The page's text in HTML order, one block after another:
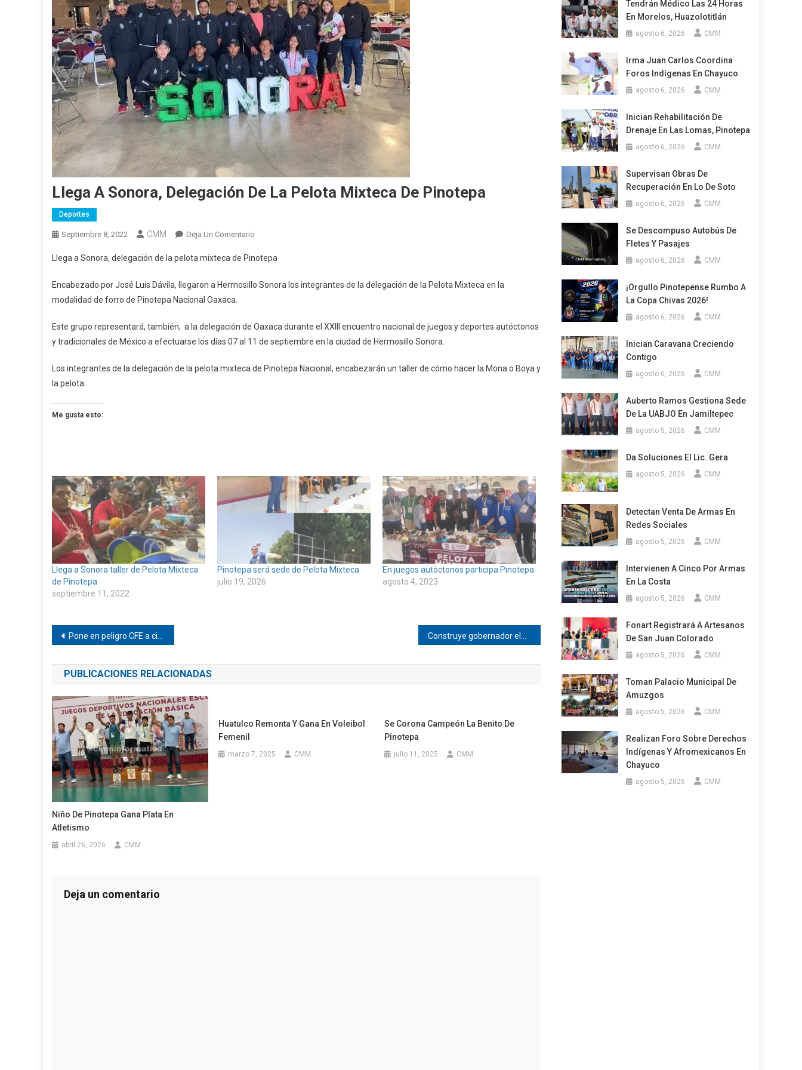
Llega A Sonora, Delegación De La Pelota Mixteca De Pinotepa
Deportes
Septiembre 8, 2022 CMM Deja Un Comentario
A
Delegación
Pelota
Mixteca
Pinotepa
Llega a Sonora, delegación de la pelota mixteca de Pinotepa
Encabezado por José Luis Dávila, llegaron a Hermosillo Sonora los integrantes de la delegación de la Pelota Mixteca en la
modalidad de forro de Pinotepa Nacional Oaxaca.
Este grupo representará, también, a la delegación de Oaxaca durante el XXIII encuentro nacional de juegos y deportes autóctonos
y tradicionales de México a efectuarse los días 07 al 11 de septiembre en la ciudad de Hermosillo Sonora.
Los integrantes de la delegación de la pelota mixteca de Pinotepa Nacional, encabezarán un taller de cómo hacer la Mona o Boya y
la pelota.
Me gusta esto:
Llega a Sonora taller de Pelota Mixteca
de Pinotepa
septiembre 11, 2022
Pinotepa será sede de Pelota Mixteca
julio 19, 2026
En juegos autóctonos participa Pinotepa
agosto 4, 2023
Navegación
de
entradas
Pone en peligro CFE a civiles en Pinotepa
PUBLICACIONES RELACIONADAS
Niño De Pinotepa Gana Plata En
Atletismo
abril 26, 2026 CMM
Huatulco Remonta Y Gana En Voleibol
Femenil
marzo 7, 2025 CMM
Se Corona Campeón La Benito De
Pinotepa
julio 11, 2025 CMM
Deja un comentario
Tendrán Médico Las 24 Horas
En Morelos, Huazolotitlán
agosto 6, 2026 CMM
Irma Juan Carlos Coordina
Foros Indígenas En Chayuco
agosto 6, 2026 CMM
Inician Rehabilitación De
Drenaje En Las Lomas, Pinotepa
agosto 6, 2026 CMM
Supervisan Obras De
Recuperación En Lo De Soto
agosto 6, 2026 CMM
Se Descompuso Autobús De
Fletes Y Pasajes
agosto 6, 2026 CMM
¡Orgullo Pinotepense Rumbo A
La Copa Chivas 2026!
agosto 6, 2026 CMM
Inician Caravana Creciendo
Contigo
agosto 6, 2026 CMM
Auberto Ramos Gestiona Sede
De La UABJO En Jamiltepec
agosto 5, 2026 CMM
Da Soluciones El Lic. Gera
agosto 5, 2026 CMM
Detectan Venta De Armas En
Redes Sociales
agosto 5, 2026 CMM
Intervienen A Cinco Por Armas
En La Costa
agosto 5, 2026 CMM
Fonart Registrará A Artesanos
De San Juan Colorado
agosto 5, 2026 CMM
Toman Palacio Municipal De
Amuzgos
agosto 5, 2026 CMM
Realizan Foro Sobre Derechos
Indígenas Y Afromexicanos En
Chayuco
agosto 5, 2026 CMM